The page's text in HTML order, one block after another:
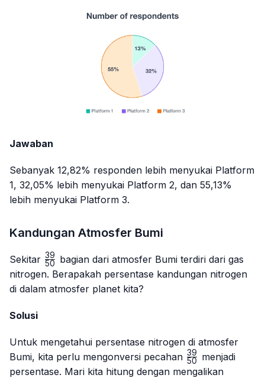
Jawaban
Sebanyak 12,82% responden lebih menyukai Platform
1, 32,05% lebih menyukai Platform 2, dan 55,13%
lebih menyukai Platform 3.
Kandungan Atmosfer Bumi
Sekitar \frac{39}
{50}
50
39
bagian dari atmosfer Bumi terdiri dari gas
nitrogen. Berapakah persentase kandungan nitrogen
di dalam atmosfer planet kita?
Solusi
Untuk mengetahui persentase nitrogen di atmosfer
Bumi, kita perlu mengonversi pecahan \frac{39}
{50}
50
39
menjadi
persentase. Mari kita hitung dengan mengalikan